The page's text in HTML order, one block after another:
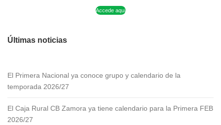
Accede aquí
Últimas noticias
El Primera Nacional ya conoce grupo y calendario de la
temporada 2026/27
El Caja Rural CB Zamora ya tiene calendario para la Primera FEB
2026/27